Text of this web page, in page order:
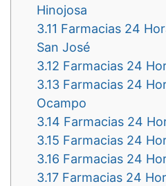
Hinojosa
3.11 Farmacias 24
San José
3.12 Farmacias 24
3.13 Farmacias 24
Ocampo
3.14 Farmacias 24
3.15 Farmacias 24
3.16 Farmacias 24
3.17 Farmacias 24